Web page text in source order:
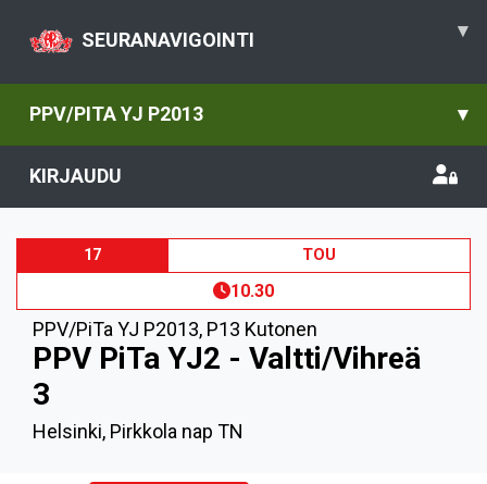
SEURANAVIGOINTI ▾
PPV/PITA YJ P2013 ▾
KIRJAUDU
17 TOU
10.30
PPV/PiTa YJ P2013, P13 Kutonen
PPV PiTa YJ2 - Valtti/Vihreä
3
Helsinki, Pirkkola nap TN